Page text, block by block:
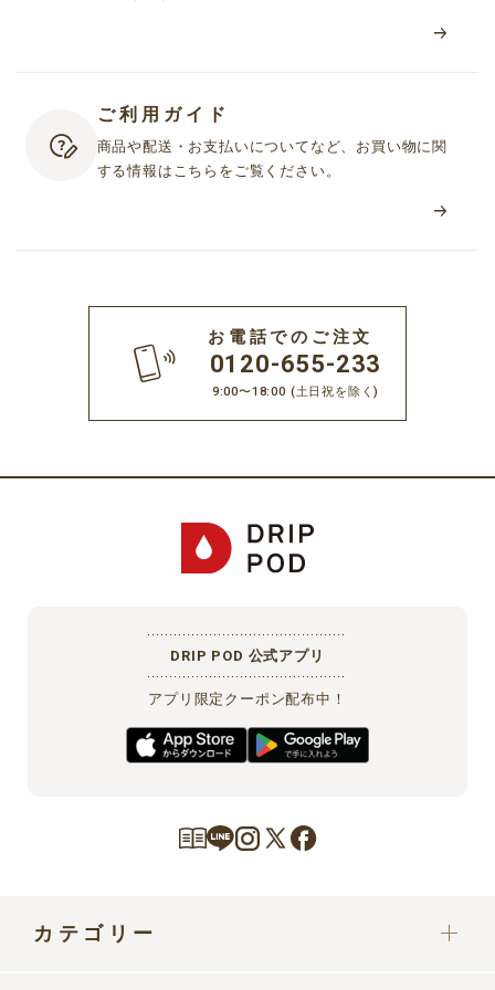
ご利用ガイド
商品や配送・お支払いについてなど、お買い物に関
する情報はこちらをご覧ください。
お電話でのご注文
0120-655-233
9:00〜18:00 (土日祝を除く)
DRIP POD 公式アプリ
アプリ限定クーポン配布中！
カテゴリー